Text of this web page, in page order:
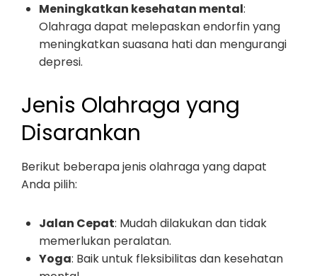
Meningkatkan kesehatan mental:
Olahraga dapat melepaskan endorfin yang
meningkatkan suasana hati dan mengurangi
depresi.
Jenis Olahraga yang
Disarankan
Berikut beberapa jenis olahraga yang dapat
Anda pilih:
Jalan Cepat: Mudah dilakukan dan tidak
memerlukan peralatan.
Yoga: Baik untuk fleksibilitas dan kesehatan